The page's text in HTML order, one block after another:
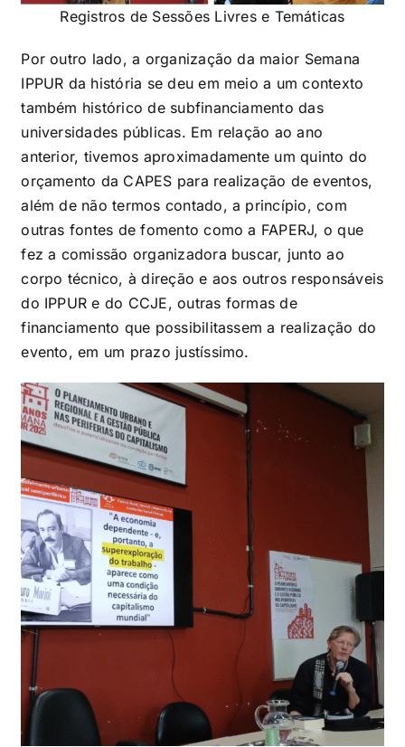
Registros de Sessões Livres e Temáticas
Por outro lado, a organização da maior Semana
IPPUR da história se deu em meio a um contexto
também histórico de subfinanciamento das
universidades públicas. Em relação ao ano
anterior, tivemos aproximadamente um quinto do
orçamento da CAPES para realização de eventos,
além de não termos contado, a princípio, com
outras fontes de fomento como a FAPERJ, o que
fez a comissão organizadora buscar, junto ao
corpo técnico, à direção e aos outros responsáveis
do IPPUR e do CCJE, outras formas de
financiamento que possibilitassem a realização do
evento, em um prazo justíssimo.